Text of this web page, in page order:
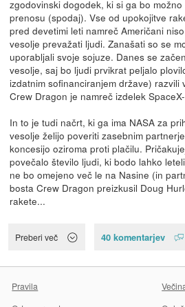
zgodovinski dogodek, ki si ga bo
prenosu (spodaj). Vse od upokojitve
pred devetimi leti namreč Američani
vesolje prevažati ljudi. Zanašati so se
uporabljali svoje sojuze. Danes se
vesolje, saj bo ljudi prvikrat peljalo
izdatnim sofinanciranjem države) razvili
Crew Dragon je namreč izdelek
In to je tudi načrt, ki ga ima NASA za
vesolje želijo poveriti zasebnim
koncesijo oziroma proti plačilu.
povečalo število ljudi, ki bodo lahko
ne bo omejeno več le na Nasine (in
bosta Crew Dragon preizkusil Doug
rakete...
Preberi več 40 komentarjev
Pravila